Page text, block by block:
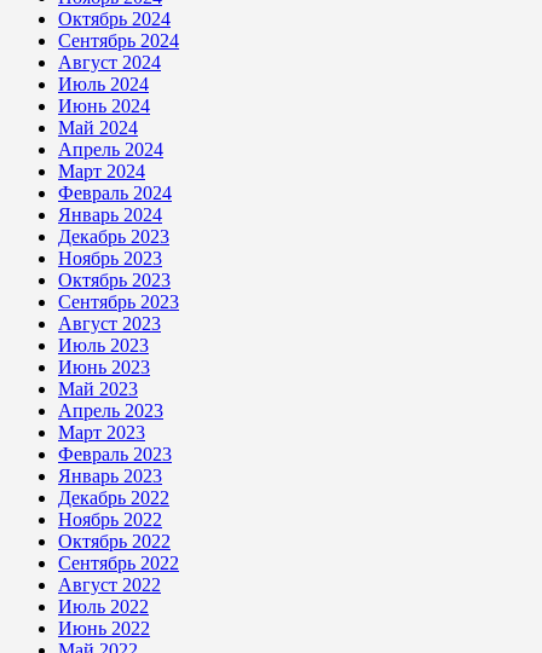
Октябрь 2024
Сентябрь 2024
Август 2024
Июль 2024
Июнь 2024
Май 2024
Апрель 2024
Март 2024
Февраль 2024
Январь 2024
Декабрь 2023
Ноябрь 2023
Октябрь 2023
Сентябрь 2023
Август 2023
Июль 2023
Июнь 2023
Май 2023
Апрель 2023
Март 2023
Февраль 2023
Январь 2023
Декабрь 2022
Ноябрь 2022
Октябрь 2022
Сентябрь 2022
Август 2022
Июль 2022
Июнь 2022